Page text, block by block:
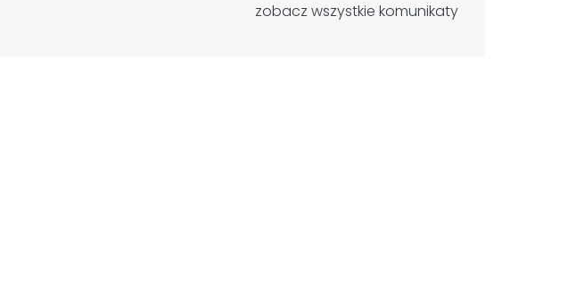
zobacz wszystkie komunikaty